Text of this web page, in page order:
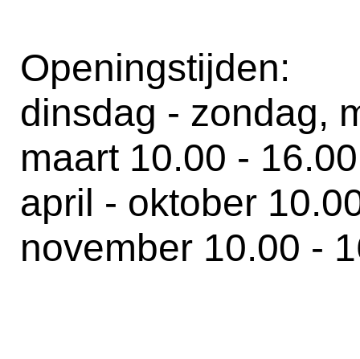
Openingstijden:
dinsdag - zondag,
maart 10.00 -
april - oktober
november 10.00 -